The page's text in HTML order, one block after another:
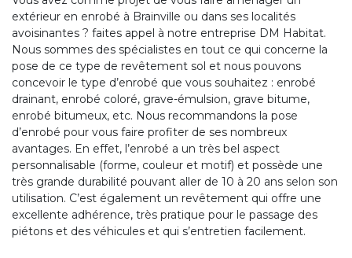
extérieur en enrobé à Brainville ou dans ses localités
avoisinantes ? faites appel à notre entreprise DM Habitat.
Nous sommes des spécialistes en tout ce qui concerne la
pose de ce type de revêtement sol et nous pouvons
concevoir le type d’enrobé que vous souhaitez : enrobé
drainant, enrobé coloré, grave-émulsion, grave bitume,
enrobé bitumeux, etc. Nous recommandons la pose
d’enrobé pour vous faire profiter de ses nombreux
avantages. En effet, l’enrobé a un très bel aspect
personnalisable (forme, couleur et motif) et possède une
très grande durabilité pouvant aller de 10 à 20 ans selon son
utilisation. C’est également un revêtement qui offre une
excellente adhérence, très pratique pour le passage des
piétons et des véhicules et qui s’entretien facilement.